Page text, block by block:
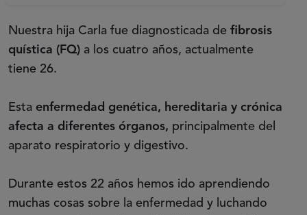
Nuestra hija Carla fue diagnosticada de fibrosis
quística (FQ) a los cuatro años, actualmente
tiene 26.
Esta enfermedad genética, hereditaria y crónica
afecta a diferentes órganos, principalmente del
aparato respiratorio y digestivo.
Durante estos 22 años hemos ido aprendiendo
muchas cosas sobre la enfermedad y luchando